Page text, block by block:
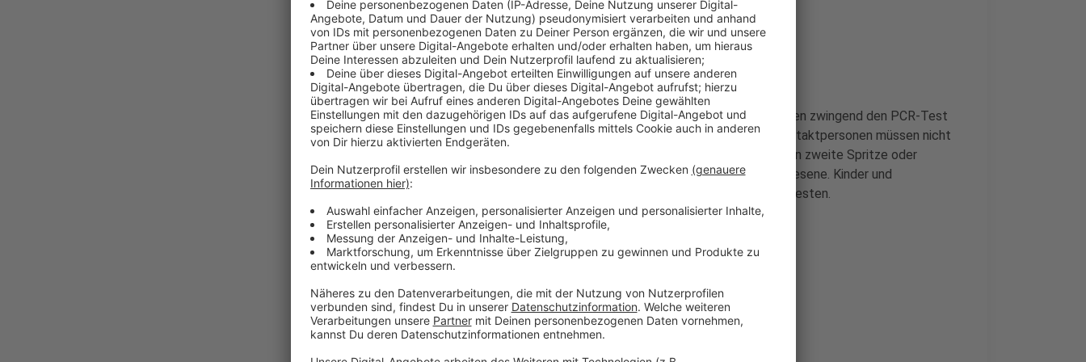
Veröffentlicht:Freitag, 14.01.2022 17:36
Anzeige
Infizierte, die in der Pflege oder im Krankenhaus arbeiten, benötigen zwingend den PCR-Test
und müssen 48 Stunden ohne Symptome sein. - Geboosterte Kontaktpersonen müssen nicht
in Quarantäne. Das gilt auch für doppelt-geimpfte Kontakte, deren zweite Spritze oder
Infektion weniger als drei Monate zurückliegt und für frische Genesene. Kinder und
Jugendliche können sich als Kontaktperson nach fünf Tagen freitesten.
Anzeige
Weitere Infos und Links zum Thema
Anzeige